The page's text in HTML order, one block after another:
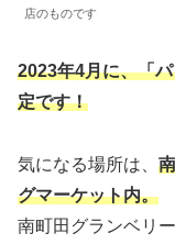
店のものです
2023年4月に、「
定です！
気になる場所は、
グマーケット内。
南町田グランベリ